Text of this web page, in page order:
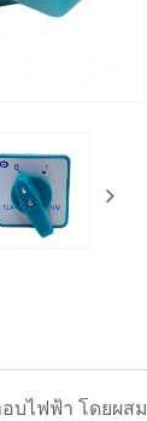
อบไฟฟ้า โดย